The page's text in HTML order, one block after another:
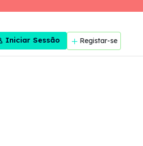
menu Registar-se
Iniciar Sessão